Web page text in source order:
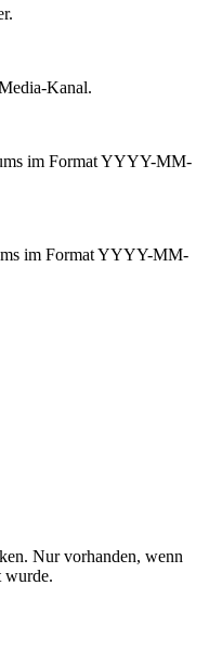
Kanal.
im Format YYYY-MM-
im Format YYYY-MM-
Nur vorhanden, wenn
wurde.